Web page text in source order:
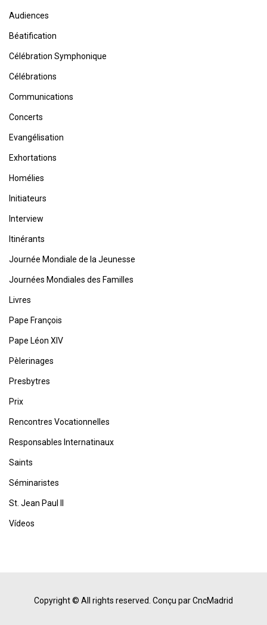
Audiences
Béatification
Célébration Symphonique
Célébrations
Communications
Concerts
Evangélisation
Exhortations
Homélies
Initiateurs
Interview
Itinérants
Journée Mondiale de la Jeunesse
Journées Mondiales des Familles
Livres
Pape François
Pape Léon XIV
Pèlerinages
Presbytres
Prix
Rencontres Vocationnelles
Responsables Internatinaux
Saints
Séminaristes
St. Jean Paul II
Vídeos
Copyright © All rights reserved. Conçu par CncMadrid